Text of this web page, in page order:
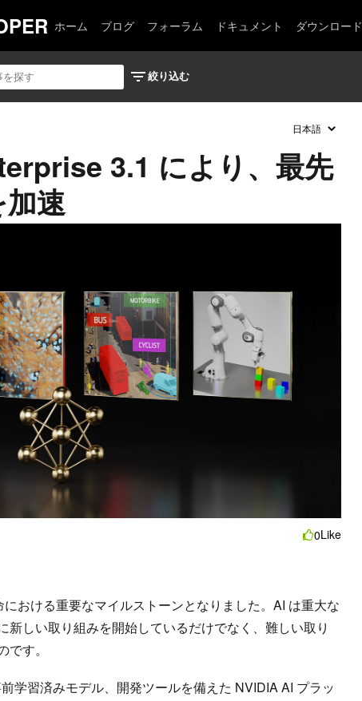
ホーム ブログ フォーラム ドキュメント ダウンロード
3.1 により、最先
速
0Like
おける重要なマイルストーンとなりました。AI は重大な
新しい取り組みを開始しているだけでなく、難しい取り
す。
学習済みモデル、開発ツールを備えた NVIDIA AI プラッ